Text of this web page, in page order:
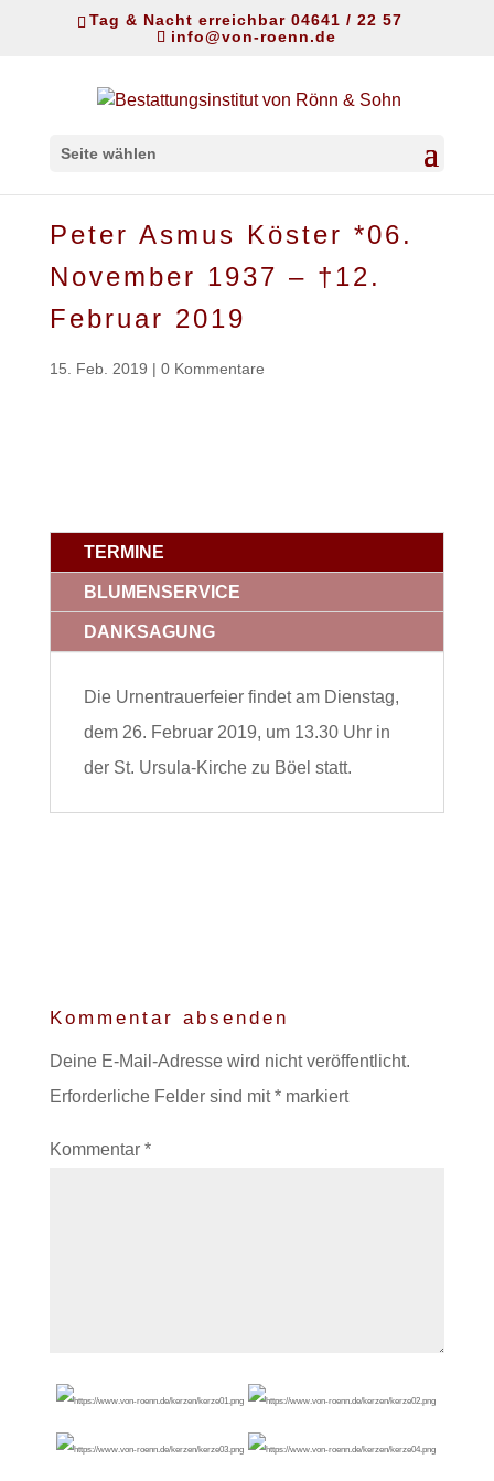
Tag & Nacht erreichbar 04641 / 22 57
info@von-roenn.de
Seite wählen
Peter Asmus Köster *06.
November 1937 – †12.
Februar 2019
15. Feb. 2019 | 0 Kommentare
TERMINE
BLUMENSERVICE
DANKSAGUNG
Die Urnentrauerfeier findet am Dienstag,
dem 26. Februar 2019, um 13.30 Uhr in
der St. Ursula-Kirche zu Böel statt.
Kommentar absenden
Deine E-Mail-Adresse wird nicht veröffentlicht.
Erforderliche Felder sind mit*markiert
Kommentar *